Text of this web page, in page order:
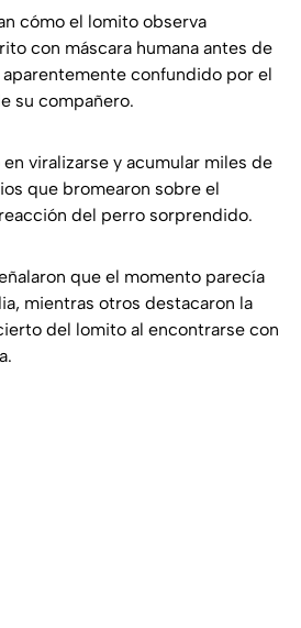
cómo el lomito observa
con máscara humana antes de
confundido por el
su compañero.
viralizarse y acumular miles de
que bromearon sobre el
del perro sorprendido.
que el momento parecía
mientras otros destacaron la
del lomito al encontrarse con